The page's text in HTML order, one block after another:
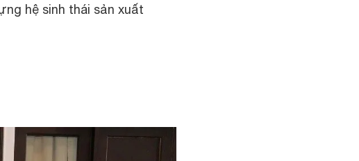
hệ sinh thái sản xuất